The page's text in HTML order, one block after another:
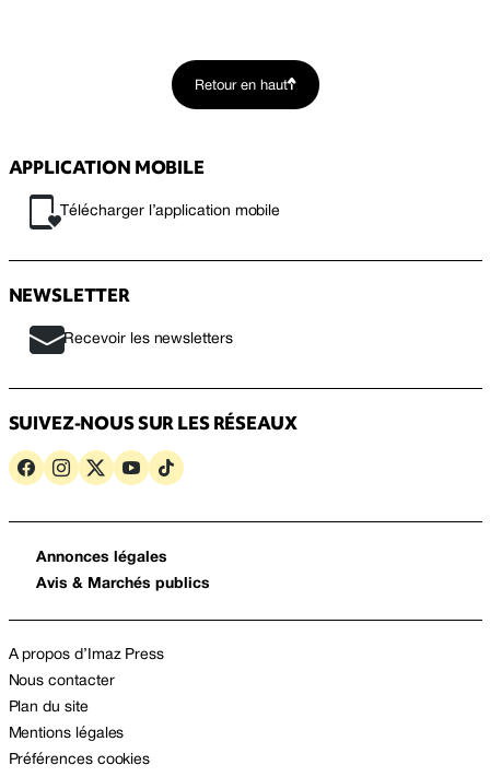
Retour en haut
APPLICATION MOBILE
Télécharger l’application mobile
NEWSLETTER
Recevoir les newsletters
SUIVEZ-NOUS SUR LES RÉSEAUX
Annonces légales
Avis & Marchés publics
A propos d’Imaz Press
Nous contacter
Plan du site
Mentions légales
Préférences cookies